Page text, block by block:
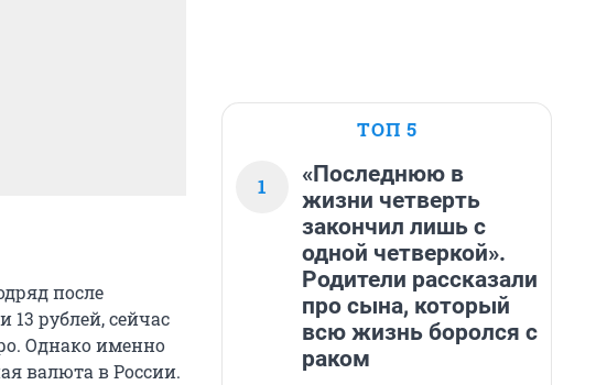
после
рублей, сейчас
Однако именно
валюта в России.
ТОП 5
1
«Последнюю в
жизни четверть
закончил лишь с
одной четверкой».
Родители рассказали
про сына, который
всю жизнь боролся с
раком